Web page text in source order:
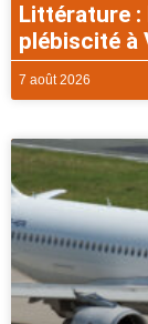
Littérature :
plébiscité à
7 août 2026